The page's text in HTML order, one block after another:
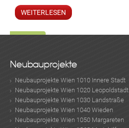
WEITERLESEN
Neubauprojekte
Neubauprojekte Wien 1010 Innere Stadt
Neubauprojekte Wien 1020 Leopoldstadt
Neubauprojekte Wien 1030 Landstraße
Neubauprojekte Wien 1040 Wieden
Neubauprojekte Wien 1050 Margareten